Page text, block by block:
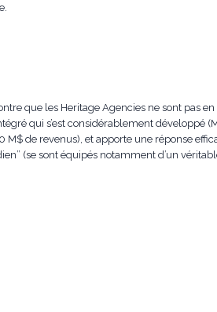
que les Heritage Agencies ne sont pas
qui s’est considérablement développé
M$ de revenus), et apporte une réponse
(se sont équipés notamment d’un